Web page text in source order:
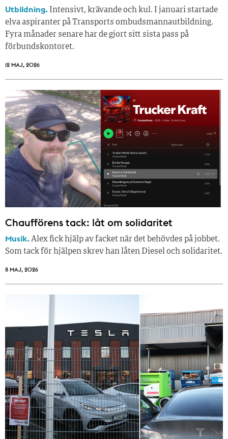
Utbildning. Intensivt, krävande och kul. I januari startade
elva aspiranter på Transports ombudsmannautbildning.
Fyra månader senare har de gjort sitt sista pass på
förbundskontoret.
12 MAJ, 2026
Chaufförens tack: låt om solidaritet
Musik.Alex fick hjälp av facket när det behövdes på jobbet.
Som tack för hjälpen skrev han låten Diesel och solidaritet.
8 MAJ, 2026